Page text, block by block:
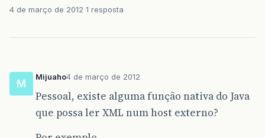
4 de março de 2012 1 resposta
M
Mijuaho4 de março de 2012
Pessoal, existe alguma função nativa do Java
que possa ler XML num host externo?